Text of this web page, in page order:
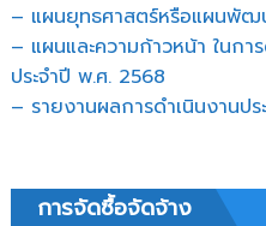
– แผนยุทธศาสตร์หรือแผนพัฒ
– แผนและความก้าวหน้า ในกา
ประจำปี พ.ศ. 2568
– รายงานผลการดำเนินงานป
การจัดซื้อจัดจ้าง